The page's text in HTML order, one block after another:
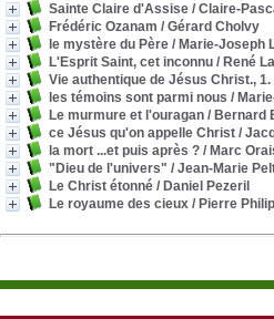
Sainte Claire d'Assise / Claire-
Frédéric Ozanam / Gérard Cholvy
le mystère du Père / Marie-Joseph
L'Esprit Saint, cet inconnu / René
Vie authentique de Jésus Christ.,
les témoins sont parmi nous /
Le murmure et l'ouragan / Bernard
ce Jésus qu'on appelle Christ /
la mort ...et puis après ? / Marc
"Dieu de l'univers" / Jean-Marie
Le Christ étonné / Daniel Pezeril
Le royaume des cieux / Pierre